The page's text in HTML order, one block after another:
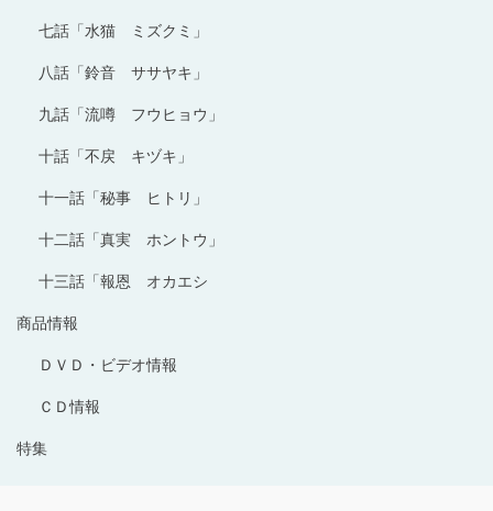
七話「水猫 ミズクミ」
八話「鈴音 ササヤキ」
九話「流噂 フウヒョウ」
十話「不戻 キヅキ」
十一話「秘事 ヒトリ」
十二話「真実 ホントウ」
十三話「報恩 オカエシ
商品情報
ＤＶＤ・ビデオ情報
ＣＤ情報
特集